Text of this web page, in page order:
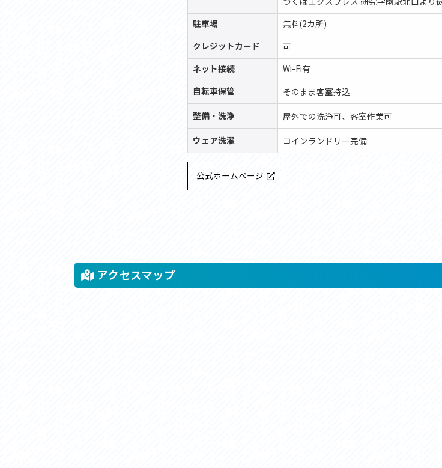
駐車場
無料(2カ所)
クレジットカード
可
ネット接続
Wi-Fi有
自転車保管
そのまま客室持込
整備・洗浄
屋外での洗浄可、客室作業可
ウェア洗濯
コインランドリー完備
公式ホームページ
アクセスマップ